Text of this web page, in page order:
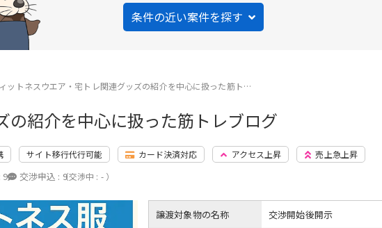
条件の近い案件を探す
ットネスウエア・宅トレ関連グッズの紹介を中心に扱った筋ト…
の紹介を中心に扱った筋トレブログ
サイト移行代行可能 カード決済対応 アクセス上昇 売上急上昇
9 交渉申込 : 9
（交渉中 : - ）
譲渡対象物の名称 交渉開始後開示